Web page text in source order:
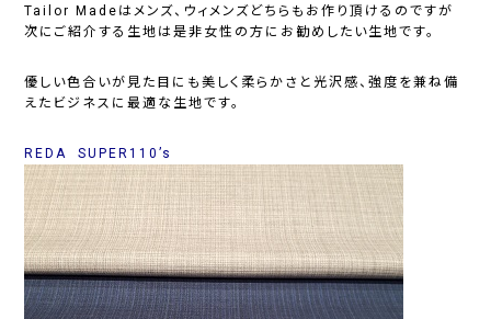
Tailor Madeはメンズ、ウィメンズどちらもお作り頂けるのですが
次にご紹介する生地は是非女性の方にお勧めしたい生地です。
優しい色合いが見た目にも美しく柔らかさと光沢感、強度を兼ね備
えたビジネスに最適な生地です。
REDA SUPER110’s